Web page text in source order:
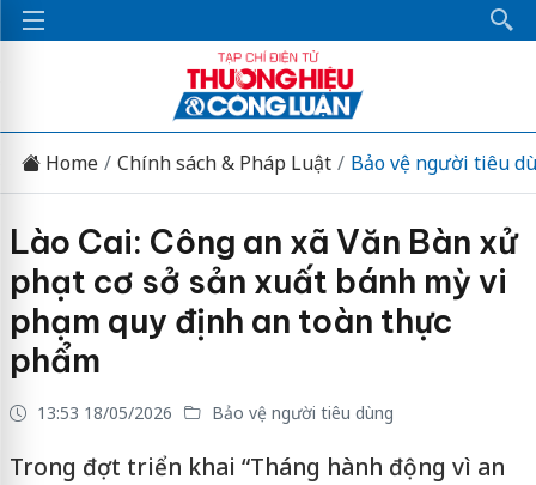
Home Chính sách & Pháp Luật Bảo vệ người tiêu
Lào Cai: Công an xã Văn Bàn xử
phạt cơ sở sản xuất bánh mỳ vi
phạm quy định an toàn thực
phẩm
13:53 18/05/2026 Bảo vệ người tiêu dùng
Trong đợt triển khai “Tháng hành động vì an